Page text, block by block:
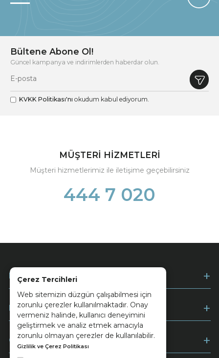
Çerez Tercihleri
Web sitemizin düzgün çalışabilmesi için
zorunlu çerezler kullanılmaktadır. Onay
vermeniz halinde, kullanıcı deneyimini
geliştirmek ve analiz etmek amacıyla
zorunlu olmayan çerezler de kullanılabilir.
Gizlilik ve Çerez Politikası
Bültene Abone Ol!
Güncel kampanya ve indirimlerden haberdar olun.
KVKK Politikası'nı okudum kabul ediyorum.
MÜŞTERİ HİZMETLERİ
Müşteri hizmetlerimiz ile iletişime geçebilirsiniz
444 7 020
Kurumsal
Müşteri Hizmetleri
Ödeme